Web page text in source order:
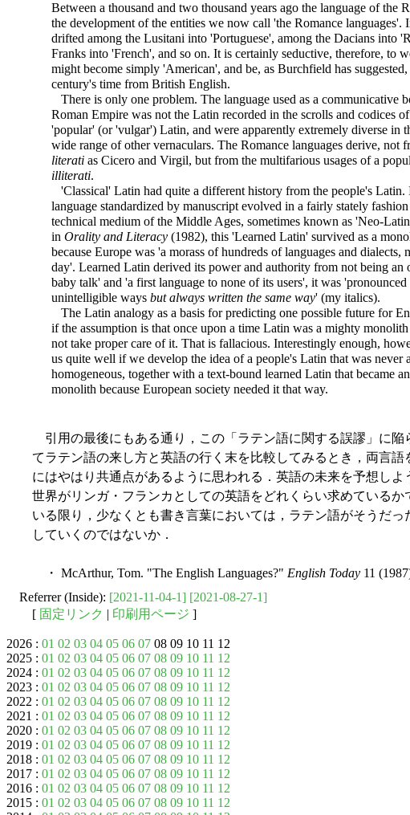
Between a thousand and two thousand years ago the language of the
the development of the entities we now call 'the Romance languages'.
drifted among the Lusitani into 'Portuguese', among the Dacians into
Franks into 'French', and so on. It is certainly seductive, therefore, to
might become simply 'American', and be, as Burchfield has
century's time from British English.
There is only one problem. The language used as a communicative
Roman Empire was not the Latin recorded in the scrolls and codices of
'popular' (or 'vulgar') Latin, and were apparently extremely diverse in
wide range of other vernaculars. The Romance languages derive, not
literati as Cicero and Virgil, but from the multifarious usages of a
illiterati.
'Classical' Latin had quite a different history from the people's Latin.
language standardized by manuscript evolved in a fairly stately
technical medium of the Middle Ages, sometimes known as 'Neo-
in Orality and Literacy (1982), this 'Learned Latin' survived as a
because Europe was 'a morass of hundreds of languages and
day'. Learned Latin derived its power and authority from not being
baby talk' and 'a first language to none of its users', it was
unintelligible ways but always written the same way' (my italics).
The Latin analogy as a basis for predicting one possible future for
if the assumption is that once upon a time Latin was a mighty
not take proper care of it. That is fallacious. Interestingly enough,
us quite well if we develop the idea of a people's Latin that was never
homogeneous, together with a text-bound learned Latin that became
monolith because European society needed it that way.
引用の最後にもある通り，この「ラテン語に関する誤謬」に陥
てラテン語の来し方と英語の行く末を比較してみるとき，両言
にはやはり共通点があるように思われる．英語の未来を予想しよ
世界がリンガ・フランカとしての英語をどれくらい求めている
いる限り，少なくとも書き言葉においては，ラテン語がそうだ
していくのではないか．
・ McArthur, Tom. "The English Languages?" English Today 11
Referrer (Inside): [2021-11-04-1] [2021-08-27-1]
[ 固定リンク | 印刷用ページ ]
2026 : 01 02 03 04 05 06 07 08 09 10 11 12
2025 : 01 02 03 04 05 06 07 08 09 10 11 12
2024 : 01 02 03 04 05 06 07 08 09 10 11 12
2023 : 01 02 03 04 05 06 07 08 09 10 11 12
2022 : 01 02 03 04 05 06 07 08 09 10 11 12
2021 : 01 02 03 04 05 06 07 08 09 10 11 12
2020 : 01 02 03 04 05 06 07 08 09 10 11 12
2019 : 01 02 03 04 05 06 07 08 09 10 11 12
2018 : 01 02 03 04 05 06 07 08 09 10 11 12
2017 : 01 02 03 04 05 06 07 08 09 10 11 12
2016 : 01 02 03 04 05 06 07 08 09 10 11 12
2015 : 01 02 03 04 05 06 07 08 09 10 11 12